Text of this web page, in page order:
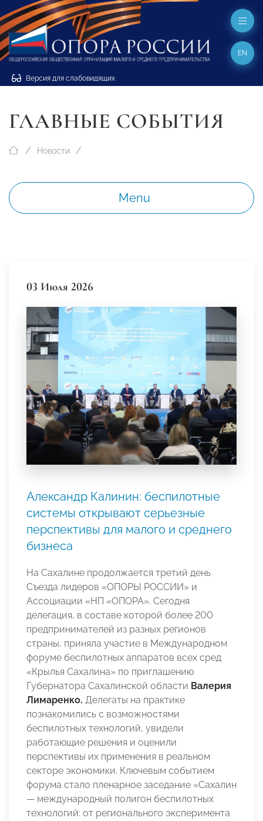
Версия для слабовидящих
EN
ГЛАВНЫЕ СОБЫТИЯ
Новости
Menu
03 Июля 2026
Александр Калинин: беспилотные
системы открывают серьезные
перспективы для малого и среднего
бизнеса
На Сахалине продолжается третий день
Съезда лидеров «ОПОРЫ РОССИИ» и
Ассоциации «НП «ОПОРА». Сегодня
делегация, в составе которой более 200
предпринимателей из разных регионов
страны, приняла участие в Международном
форуме беспилотных аппаратов всех сред
«Крылья Сахалина» по приглашению
Губернатора Сахалинской области Валерия
Лимаренко. Делегаты на практике
познакомились с возможностями
беспилотных технологий, увидели
работающие решения и оценили
перспективы их применения в реальном
секторе экономики. Ключевым событием
форума стало пленарное заседание «Сахалин
— международный полигон беспилотных
технологий: от регионального эксперимента